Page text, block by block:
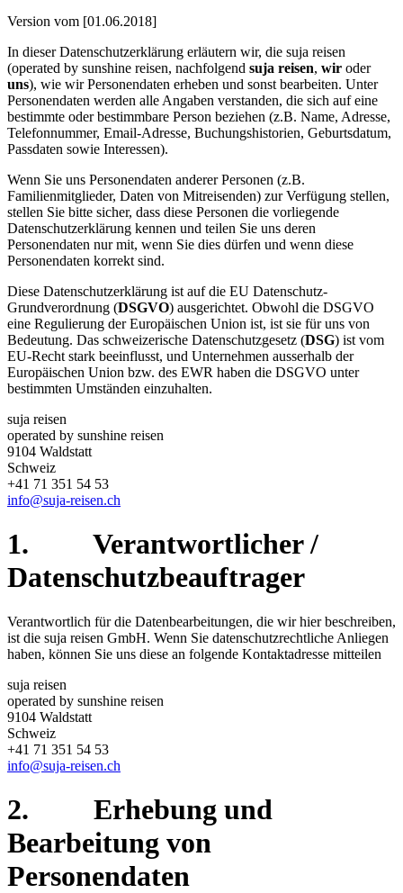
Version vom [01.06.2018]
In dieser Datenschutzerklärung erläutern wir, die suja reisen
(operated by sunshine reisen, nachfolgend suja reisen, wir oder
uns), wie wir Personendaten erheben und sonst bearbeiten. Unter
Personendaten werden alle Angaben verstanden, die sich auf eine
bestimmte oder bestimmbare Person beziehen (z.B. Name, Adresse,
Telefonnummer, Email-Adresse, Buchungshistorien, Geburtsdatum,
Passdaten sowie Interessen).
Wenn Sie uns Personendaten anderer Personen (z.B.
Familienmitglieder, Daten von Mitreisenden) zur Verfügung stellen,
stellen Sie bitte sicher, dass diese Personen die vorliegende
Datenschutzerklärung kennen und teilen Sie uns deren
Personendaten nur mit, wenn Sie dies dürfen und wenn diese
Personendaten korrekt sind.
Diese Datenschutzerklärung ist auf die EU Datenschutz-
Grundverordnung (DSGVO) ausgerichtet. Obwohl die DSGVO
eine Regulierung der Europäischen Union ist, ist sie für uns von
Bedeutung. Das schweizerische Datenschutzgesetz (DSG) ist vom
EU-Recht stark beeinflusst, und Unternehmen ausserhalb der
Europäischen Union bzw. des EWR haben die DSGVO unter
bestimmten Umständen einzuhalten.
suja reisen
operated by sunshine reisen
9104 Waldstatt
Schweiz
+41 71 351 54 53
info@suja-reisen.ch
1. Verantwortlicher /
Datenschutzbeauftrager
Verantwortlich für die Datenbearbeitungen, die wir hier beschreiben,
ist die suja reisen GmbH. Wenn Sie datenschutzrechtliche Anliegen
haben, können Sie uns diese an folgende Kontaktadresse mitteilen
suja reisen
operated by sunshine reisen
9104 Waldstatt
Schweiz
+41 71 351 54 53
info@suja-reisen.ch
2. Erhebung und
Bearbeitung von
Personendaten